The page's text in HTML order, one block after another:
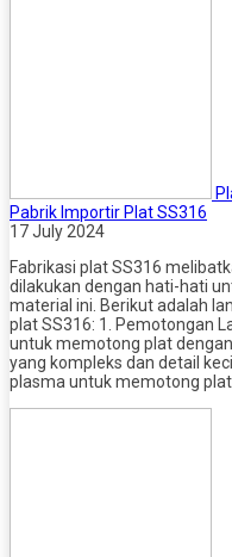
Pabrik Importir Plat SS316
17 July 2024
Fabrikasi plat SS316
dilakukan dengan hati-hati
material ini. Berikut adalah
plat SS316: 1. Pemotongan
untuk memotong plat
yang kompleks dan detail
plasma untuk memotong